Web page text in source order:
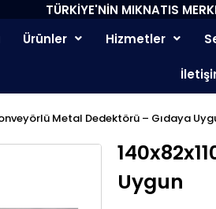
TÜRKİYE'NİN MIKNATIS
Ürünler Hizmetler
Metal Dedektörü – Gıdaya
Uygun